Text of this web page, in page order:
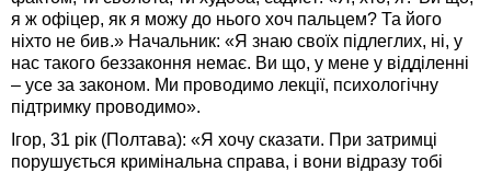
я ж офіцер, як я можу до нього хоч пальцем? Та його
ніхто не бив.» Начальник: «Я знаю своїх підлеглих, ні, у
нас такого беззаконня немає. Ви що, у мене у відділенні
– усе за законом. Ми проводимо лекції, психологічну
підтримку проводимо».
Ігор, 31 рік (Полтава): «Я хочу сказати. При затримці
порушується кримінальна справа, і вони відразу тобі